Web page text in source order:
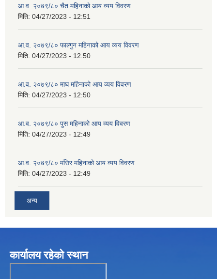
आ.व. २०७९/८० चैत महिनाको आय व्यय विवरण
मिति: 04/27/2023 - 12:51
आ.व. २०७९/८० फाल्गुन महिनाको आय व्यय विवरण
मिति: 04/27/2023 - 12:50
आ.व. २०७९/८० माघ महिनाको आय व्यय विवरण
मिति: 04/27/2023 - 12:50
आ.व. २०७९/८० पुस महिनाको आय व्यय विवरण
मिति: 04/27/2023 - 12:49
आ.व. २०७९/८० मंसिर महिनाको आय व्यय विवरण
मिति: 04/27/2023 - 12:49
अन्य
कार्यालय रहेकाे स्थान